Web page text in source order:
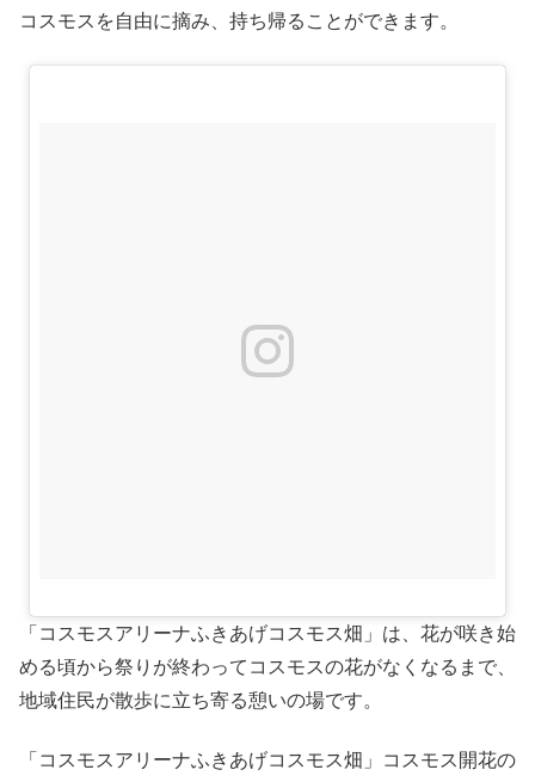
コスモスを自由に摘み、持ち帰ることができます。
「コスモスアリーナふきあげコスモス畑」は、花が咲き始
める頃から祭りが終わってコスモスの花がなくなるまで、
地域住民が散歩に立ち寄る憩いの場です。
「コスモスアリーナふきあげコスモス畑」コスモス開花の